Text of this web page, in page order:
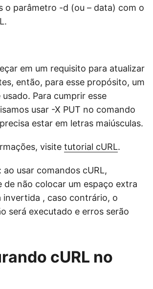
o parâmetro -d (ou – data) com o
em um requisito para atualizar
então, para esse propósito, um
Para cumprir esse
usar -X PUT no comando
estar em letras maiúsculas.
visite tutorial cURL.
ao usar comandos cURL,
de não colocar um espaço extra
invertida , caso contrário, o
será executado e erros serão
cURL no